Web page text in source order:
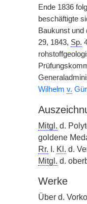
Ende 1836
beschäftigte
Baukunst und
29, 1843, Sp.
Wilhelm v.
Mitgl. d.
goldene
Rr. I. Kl. d.
Mitgl. d.
Werke
Über d.